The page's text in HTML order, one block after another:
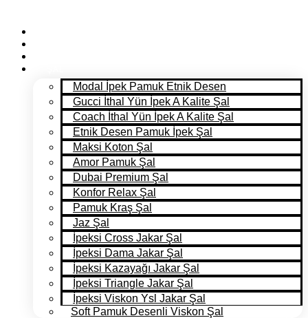
Modal İpek Pamuk Etnik Desen
Gucci İthal Yün İpek A Kalite Şal
Coach İthal Yün İpek A Kalite Şal
Etnik Desen Pamuk İpek Şal
Maksi Koton Şal
Amor Pamuk Şal
Dubai Premium Şal
Konfor Relax Şal
Pamuk Kraş Şal
Jaz Şal
İpeksi Cross Jakar Şal
İpeksi Dama Jakar Şal
İpeksi Kazayağı Jakar Şal
İpeksi Triangle Jakar Şal
İpeksi Viskon Ysl Jakar Şal
Soft Pamuk Desenli Viskon Şal